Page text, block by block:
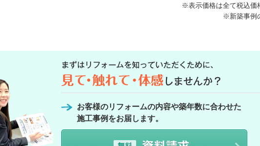
※表示価格は全て税込価
※新築事例
お客様のリフォームの内容や築年数に合わせた
施工事例をお届します。